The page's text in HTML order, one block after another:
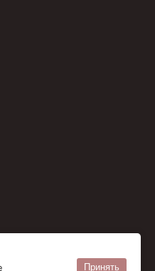
Принять